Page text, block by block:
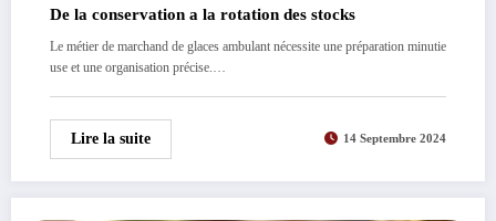
De la conservation a la rotation des stocks
Le métier de marchand de glaces ambulant nécessite une préparation minutie
use et une organisation précise.…
Lire la suite 14 Septembre 2024